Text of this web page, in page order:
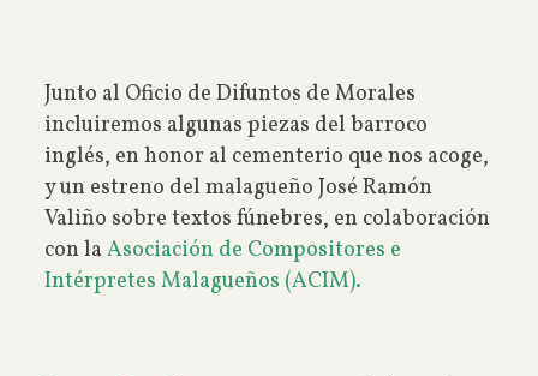
Junto al Oficio de Difuntos de Morales
incluiremos algunas piezas del barroco
inglés, en honor al cementerio que nos acoge,
y un estreno del malagueño José Ramón
Valiño sobre textos fúnebres, en colaboración
con la Asociación de Compositores e
Intérpretes Malagueños (ACIM).